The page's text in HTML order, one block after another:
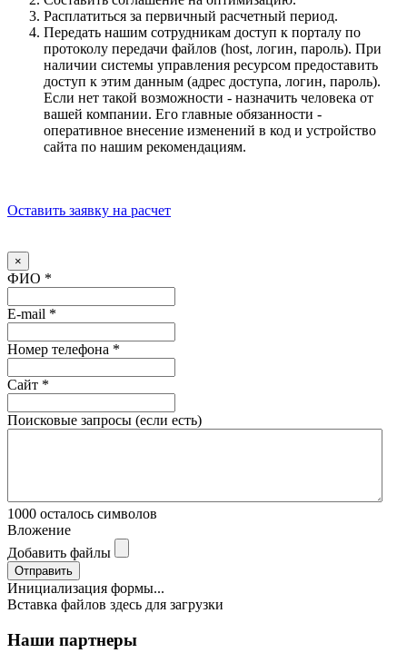
Расплатиться за первичный расчетный период.
Передать нашим сотрудникам доступ к порталу по
протоколу передачи файлов (host, логин, пароль). При
наличии системы управления ресурсом предоставить
доступ к этим данным (адрес доступа, логин, пароль).
Если нет такой возможности - назначить человека от
вашей компании. Его главные обязанности -
оперативное внесение изменений в код и устройство
сайта по нашим рекомендациям.
Оставить заявку на расчет
×
ФИО *
E-mail *
Номер телефона *
Сайт *
Поисковые запросы (если есть)
1000 осталось символов
Вложение
Добавить файлы
Отправить
Инициализация формы...
Вставка файлов здесь для загрузки
Наши партнеры